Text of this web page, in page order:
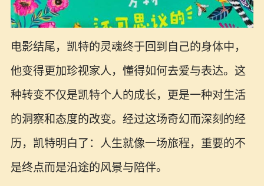
电影结尾，凯特的灵魂终于回到自己的身体中，
他变得更加珍视家人，懂得如何去爱与表达。这
种转变不仅是凯特个人的成长，更是一种对生活
的洞察和态度的改变。经过这场奇幻而深刻的经
历，凯特明白了：人生就像一场旅程，重要的不
是终点而是沿途的风景与陪伴。